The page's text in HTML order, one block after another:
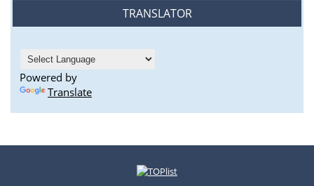
TRANSLATOR
Powered by
Translate